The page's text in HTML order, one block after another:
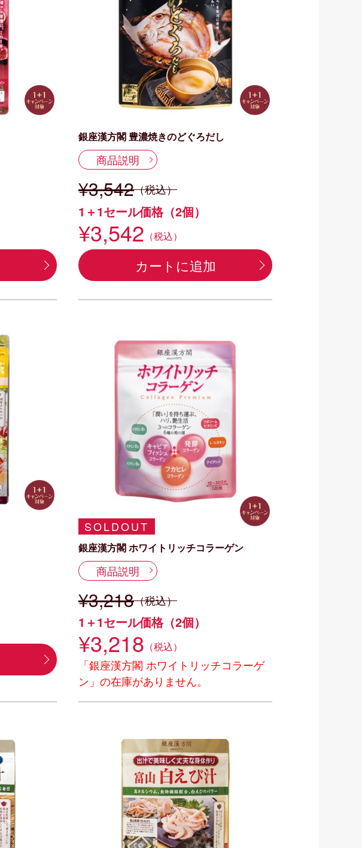
銀座漢方閣 豊濃焼きのどぐろだし
商品説明
¥3,542（税込）
1＋1セール価格（2個）
¥3,542 （税込）
カートに追加
SOLDOUT
銀座漢方閣 ホワイトリッチコラーゲン
商品説明
¥3,218（税込）
1＋1セール価格（2個）
¥3,218 （税込）
「銀座漢方閣 ホワイトリッチコラーゲ
ン」の在庫がありません。